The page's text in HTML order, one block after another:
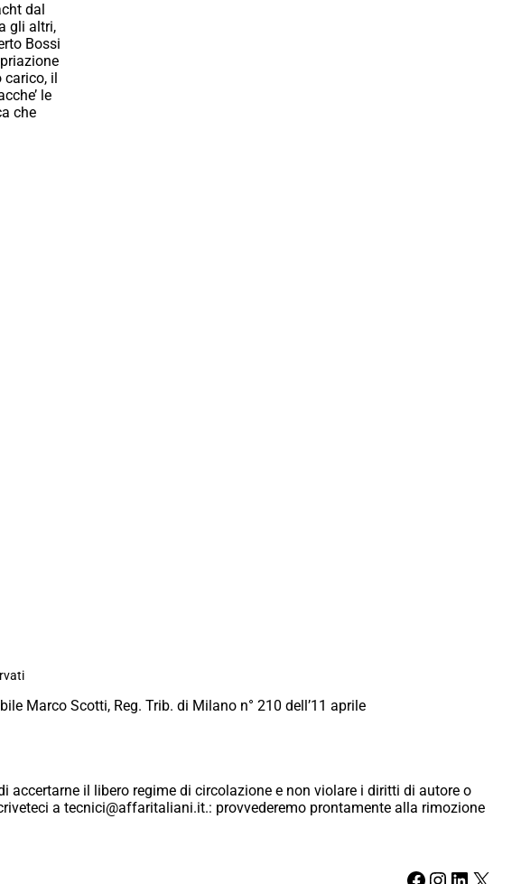
dal
gli altri,
Bossi
il
le
che
Marco Scotti, Reg. Trib. di Milano n° 210 dell’11 aprile
il libero regime di circolazione e non violare i diritti di autore o
a tecnici@affaritaliani.it.: provvederemo prontamente alla rimozione
Facebook Instagram LinkedIn X